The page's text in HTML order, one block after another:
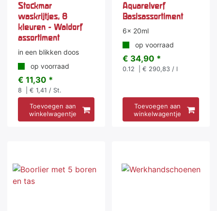
Stockmar
waskrijtjes, 8
kleuren - Waldorf
assortiment
in een blikken doos
op voorraad
€ 11,30 *
8 | € 1,41 / St.
Toevoegen aan
winkelwagentje
Aquarelverf
Basisassortiment
6x 20ml
op voorraad
€ 34,90 *
0.12 | € 290,83 / l
Toevoegen aan
winkelwagentje